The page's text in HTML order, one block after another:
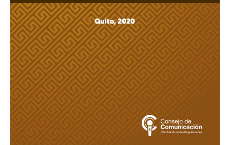
indígenas
en
los
medios
de
comunicación